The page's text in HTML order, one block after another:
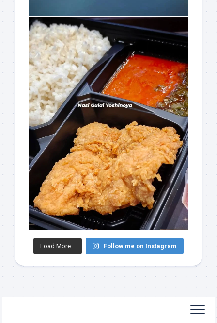
Load More... Follow me on Instagram